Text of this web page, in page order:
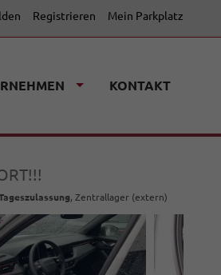
Registrieren Mein Parkplatz
KONTAKT
, Zentrallager (extern)